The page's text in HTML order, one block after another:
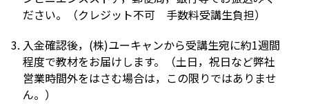
ださい。（クレジット不可 手数料受講生負担）
入金確認後，(株)ユーキャンから受講生宛に約1週間
程度で教材をお届けします。（土日，祝日など弊社
営業時間外をはさむ場合は，この限りではありませ
ん。）